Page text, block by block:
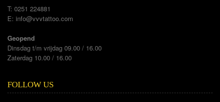
T: 0251 224881
E: info@vvvtattoo.com
Geopend
Dinsdag t/m vrijdag 09.00 / 16.00
Zaterdag 10.00 / 16.00
FOLLOW US